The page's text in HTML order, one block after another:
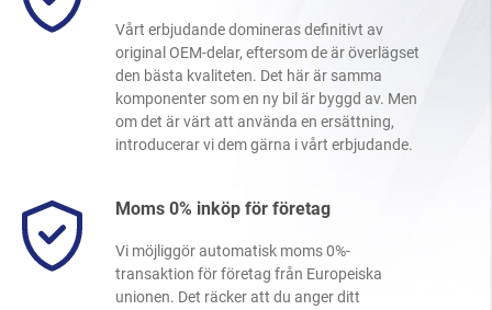
Vårt erbjudande domineras definitivt av
original OEM-delar, eftersom de är överlägset
den bästa kvaliteten. Det här är samma
komponenter som en ny bil är byggd av. Men
om det är värt att använda en ersättning,
introducerar vi dem gärna i vårt erbjudande.
Moms 0% inköp för företag
Vi möjliggör automatisk moms 0%-
transaktion för företag från Europeiska
unionen. Det räcker att du anger ditt